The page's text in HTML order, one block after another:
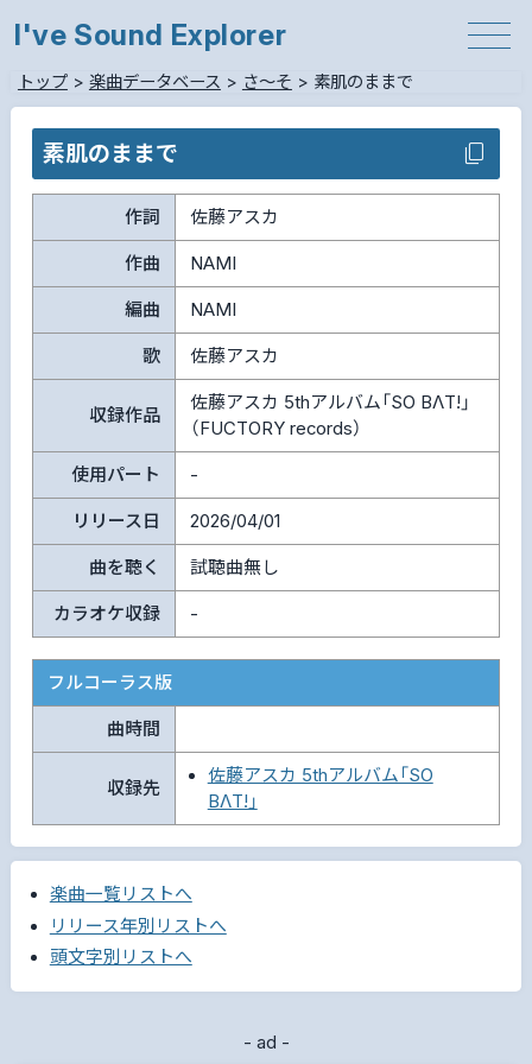
I've Sound Explorer
トップ> 楽曲データベース > さ～そ > 素肌のままで
素肌のままで
作詞 佐藤アスカ
作曲 NAMI
編曲 NAMI
歌 佐藤アスカ
収録作品
佐藤アスカ 5thアルバム「SO BΛT!」
（FUCTORY records）
使用パート -
リリース日 2026/04/01
曲を聴く 試聴曲無し
カラオケ収録 -
フルコーラス版
曲時間
収録先
佐藤アスカ 5thアルバム「SO
BΛT!」
楽曲一覧リストへ
リリース年別リストへ
頭文字別リストへ
- ad -